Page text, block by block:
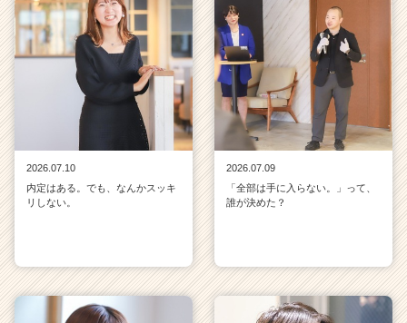
2026.07.10
内定はある。でも、なんかスッキ
リしない。
2026.07.09
「全部は手に入らない。」って、
誰が決めた？